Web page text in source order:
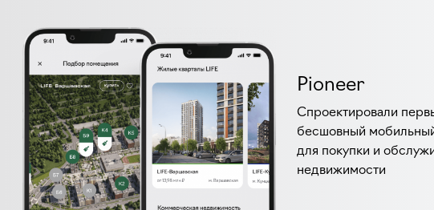
Pioneer
Спроектировали
бесшовный
для покупки и
недвижимости